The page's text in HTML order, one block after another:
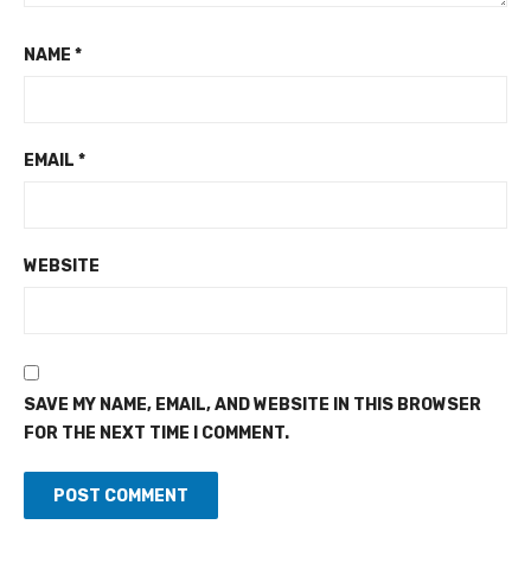
NAME *
EMAIL *
WEBSITE
SAVE MY NAME, EMAIL, AND WEBSITE IN THIS BROWSER
FOR THE NEXT TIME I COMMENT.